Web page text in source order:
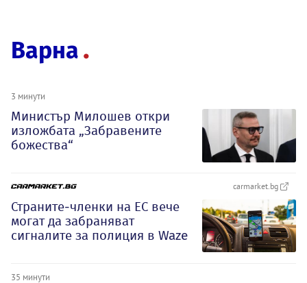
Варна
3 минути
Министър Милошев откри
изложбата „Забравените
божества“
carmarket.bg
Страните-членки на ЕС вече
могат да забраняват
сигналите за полиция в Waze
35 минути